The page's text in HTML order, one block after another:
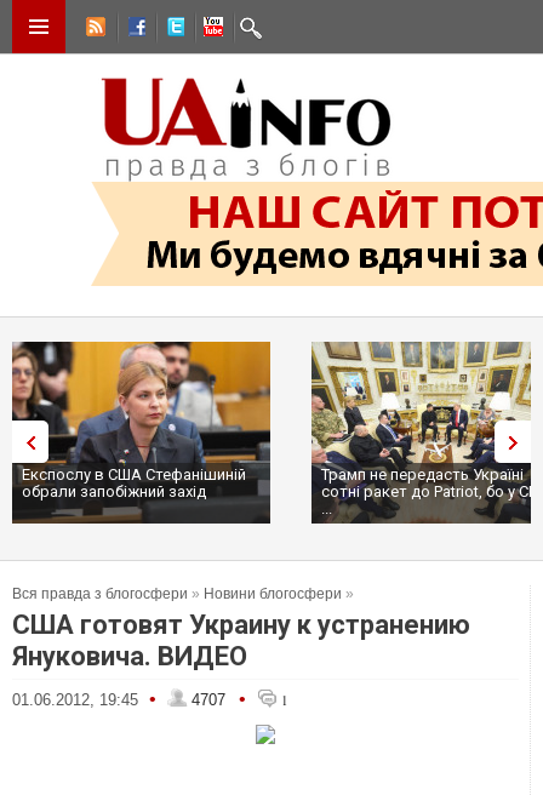
Експослу в США Стефанішиній
обрали запобіжний захід
Трамп не передасть Україні
сотні ракет до Patriot, бо у
...
Вся правда з блогосфери » Новини блогосфери »
США готовят Украину к устранению
Януковича. ВИДЕО
01.06.2012, 19:45 • 4707 • 1